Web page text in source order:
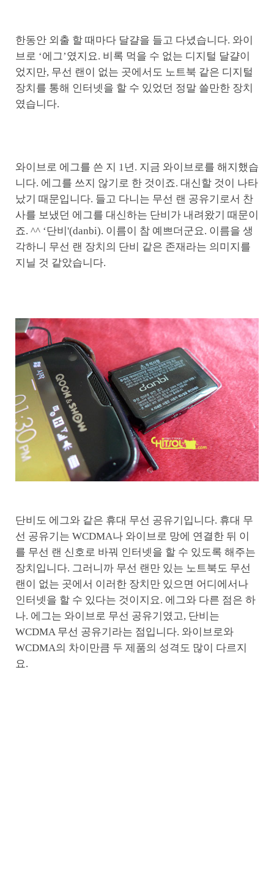
한동안 외출 할 때마다 달걀을 들고 다녔습니다. 와이
브로 ‘에그’였지요. 비록 먹을 수 없는 디지털 달걀이
었지만, 무선 랜이 없는 곳에서도 노트북 같은 디지털
장치를 통해 인터넷을 할 수 있었던 정말 쓸만한 장치
였습니다.
와이브로 에그를 쓴 지 1년. 지금 와이브로를 해지했습
니다. 에그를 쓰지 않기로 한 것이죠. 대신할 것이 나타
났기 때문입니다. 들고 다니는 무선 랜 공유기로서 찬
사를 보냈던 에그를 대신하는 단비가 내려왔기 때문이
죠. ^^ ‘단비'(danbi). 이름이 참 예쁘더군요. 이름을 생
각하니 무선 랜 장치의 단비 같은 존재라는 의미지를
지닐 것 같았습니다.
단비도 에그와 같은 휴대 무선 공유기입니다. 휴대 무
선 공유기는 WCDMA나 와이브로 망에 연결한 뒤 이
를 무선 랜 신호로 바꿔 인터넷을 할 수 있도록 해주는
장치입니다. 그러니까 무선 랜만 있는 노트북도 무선
랜이 없는 곳에서 이러한 장치만 있으면 어디에서나
인터넷을 할 수 있다는 것이지요. 에그와 다른 점은 하
나. 에그는 와이브로 무선 공유기였고, 단비는
WCDMA 무선 공유기라는 점입니다. 와이브로와
WCDMA의 차이만큼 두 제품의 성격도 많이 다르지
요.